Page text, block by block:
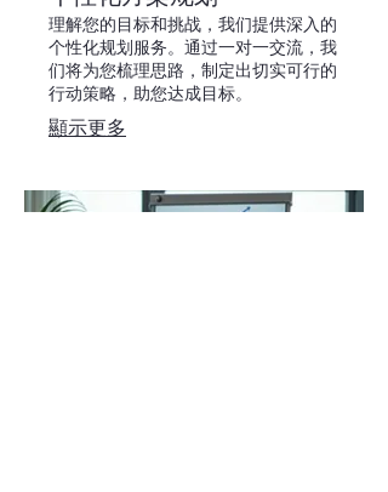
理解您的目标和挑战，我们提供深入的
个性化规划服务。通过一对一交流，我
们将为您梳理思路，制定出切实可行的
行动策略，助您达成目标。
顯示更多